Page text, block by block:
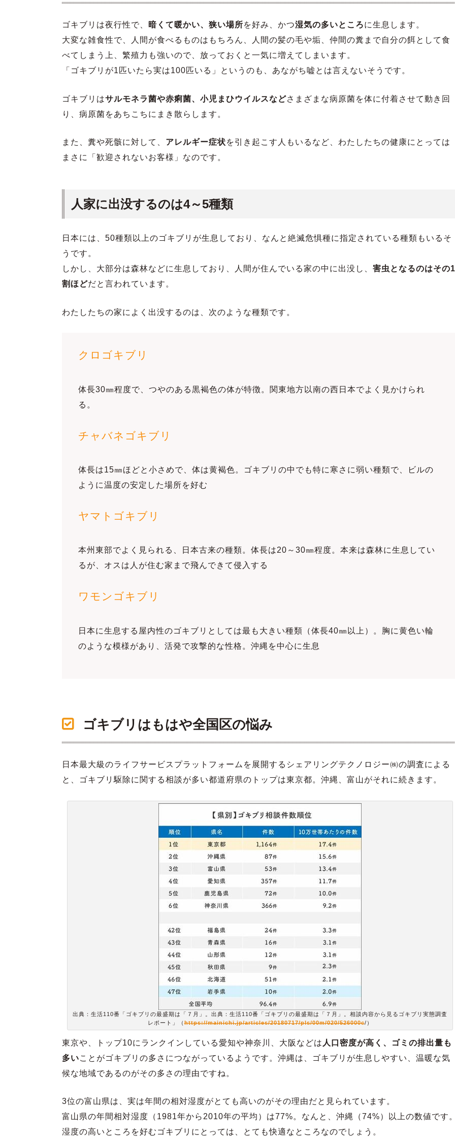
ゴキブリは夜行性で、 暗くて暖かい、狭い場所を好み、かつ湿気の多いところに生息します。
大変な雑食性で、人間が食べるものはもちろん、人間の髪の毛や垢、仲間の糞まで自分の餌として食
べてしまう上、繁殖力も強いので、放っておくと一気に増えてしまいます。
「ゴキブリが1匹いたら実は100匹いる」というのも、あながち嘘とは言えないそうです。
ゴキブリはサルモネラ菌や赤痢菌、小児まひウイルスなどさまざまな病原菌を体に付着させて動き回
り、病原菌をあちこちにまき散らします。
また、糞や死骸に対して、 アレルギー症状を引き起こす人もいるなど、わたしたちの健康にとっては
まさに「歓迎されないお客様」なのです。
人家に出没するのは4～5種類
日本には、50種類以上のゴキブリが生息しており、なんと絶滅危惧種に指定されている種類もいるそ
うです。
しかし、大部分は森林などに生息しており、人間が住んでいる家の中に出没し、 害虫となるのはその1
割ほどだと言われています。
わたしたちの家によく出没するのは、次のような種類です。
クロゴキブリ
体長30㎜程度で、つやのある黒褐色の体が特徴。関東地方以南の西日本でよく見かけられ
る。
チャバネゴキブリ
体長は15㎜ほどと小さめで、体は黄褐色。ゴキブリの中でも特に寒さに弱い種類で、ビルの
ように温度の安定した場所を好む
ヤマトゴキブリ
本州東部でよく見られる、日本古来の種類。体長は20～30㎜程度。本来は森林に生息してい
るが、オスは人が住む家まで飛んできて侵入する
ワモンゴキブリ
日本に生息する屋内性のゴキブリとしては最も大きい種類（体長40㎜以上）。胸に黄色い輪
のような模様があり、活発で攻撃的な性格。沖縄を中心に生息
ゴキブリはもはや全国区の悩み
日本最大級のライフサービスプラットフォームを展開するシェアリングテクノロジー㈱の調査による
と、ゴキブリ駆除に関する相談が多い都道府県のトップは東京都。沖縄、富山がそれに続きます。
出典：生活110番「ゴキブリの最盛期は「７月」。出典：生活110番「ゴキブリの最盛期は「７月」。相談内容から見るゴキブリ実態調査
レポート」（https://mainichi.jp/articles/20180717/pls/00m/020/526000c/）
東京や、トップ10にランクインしている愛知や神奈川、大阪などは 人口密度が高く、ゴミの排出量も
多いことがゴキブリの多さにつながっているようです。沖縄は、ゴキブリが生息しやすい、温暖な気
候な地域であるのがその多さの理由ですね。
3位の富山県は、実は年間の相対湿度がとても高いのがその理由だと見られています。
富山県の年間相対湿度（1981年から2010年の平均）は77%。なんと、沖縄（74%）以上の数値です
湿度の高いところを好むゴキブリにとっては、とても快適なところなのでしょう。